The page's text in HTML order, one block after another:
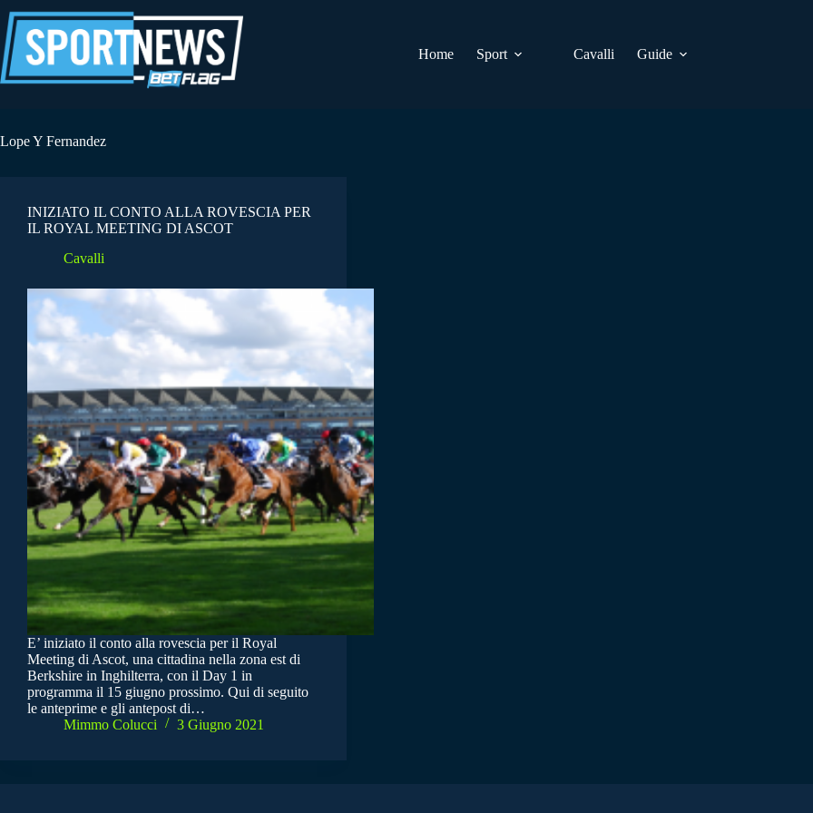
al
contenuto
Home
Sport Cavalli Guide
Lope Y Fernandez
INIZIATO IL CONTO ALLA ROVESCIA PER
IL ROYAL MEETING DI ASCOT
Cavalli
E’ iniziato il conto alla rovescia per il Royal
Meeting di Ascot, una cittadina nella zona est di
Berkshire in Inghilterra, con il Day 1 in
programma il 15 giugno prossimo. Qui di seguito
le anteprime e gli antepost di…
Mimmo Colucci
3 Giugno 2021